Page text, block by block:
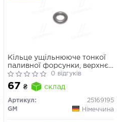
Кільце ущільнююче тонкої
паливної форсунки, верхнє
AVEO, Lanos, Epica, Lacetti,
Leganza, Nexia
0 відгуків
67 ₴ склад
Артикул:
25169195
GM
Німеччина